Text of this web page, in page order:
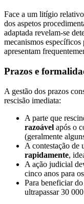
Face a um litígio
dos aspetos
adaptada revelam-se
mecanismos específicos
apresentam
Prazos e
A gestão dos prazos
rescisão imediata:
A parte que
razoável após o
(geralmente
A contestação de
rapidamente,
A ação judicial
cinco anos para
Para beneficiar do
ultrapassar 30